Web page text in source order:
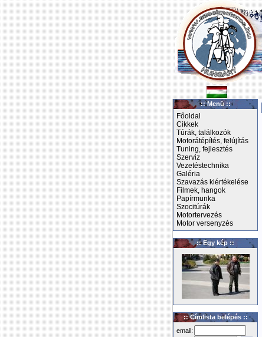
:: Menü ::
Főoldal
Cikkek
Túrák, találkozók
Motorátépítés, felújítás
Tuning, fejlesztés
Szerviz
Vezetéstechnika
Galéria
Szavazás kiértékelése
Filmek, hangok
Papírmunka
Szocitúrák
Motortervezés
Motor versenyzés
:: Egy kép ::
:: Címlista belépés ::
email: